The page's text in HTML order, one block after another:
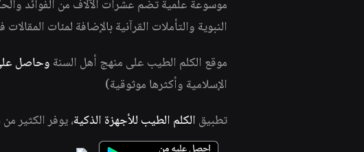
موسوعة علمية تضم عشرات الآلاف من الفوائد
النبوية والتأملات القرآنية بالإضافة لمئات
موقع الكلم الطيب على منهج أهل السنة وحاصل
الإسلامية وأكثرها موثوقية)
تطبيق الكلم الطيب للأجهزة الذكية، يوفر الكثير